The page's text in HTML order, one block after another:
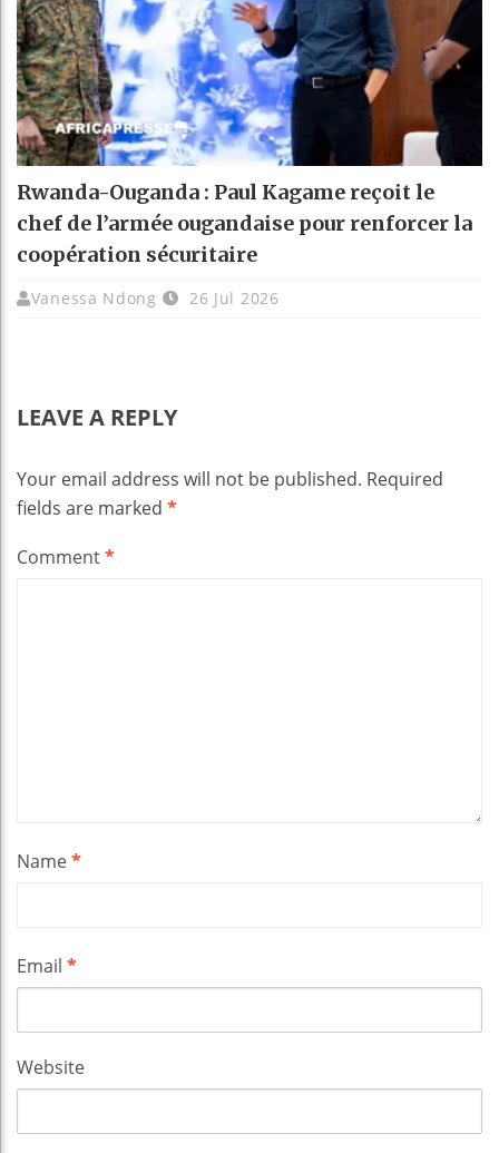
Rwanda-Ouganda : Paul Kagame reçoit le
chef de l’armée ougandaise pour renforcer la
coopération sécuritaire
Vanessa Ndong 26 Jul 2026
LEAVE A REPLY
Your email address will not be published. Required
fields are marked *
Comment*
Name*
Email *
Website